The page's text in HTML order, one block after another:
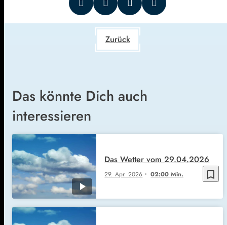
Zurück
Das könnte Dich auch
interessieren
bookmark_border
29. Apr. 2026 02:00 Min.
Das Wetter vom 29.04.2026